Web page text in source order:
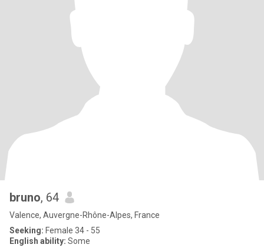
bruno, 64
Valence, Auvergne-Rhône-Alpes, France
Seeking: Female 34 - 55
English ability: Some